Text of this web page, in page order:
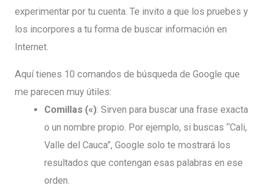
experimentar por tu cuenta. Te invito a que los pruebes y
los incorpores a tu forma de buscar información en
Internet.
Aquí tienes 10 comandos de búsqueda de Google que
me parecen muy útiles:
Comillas («): Sirven para buscar una frase exacta
o un nombre propio. Por ejemplo, si buscas “Cali,
Valle del Cauca”, Google solo te mostrará los
resultados que contengan esas palabras en ese
orden.